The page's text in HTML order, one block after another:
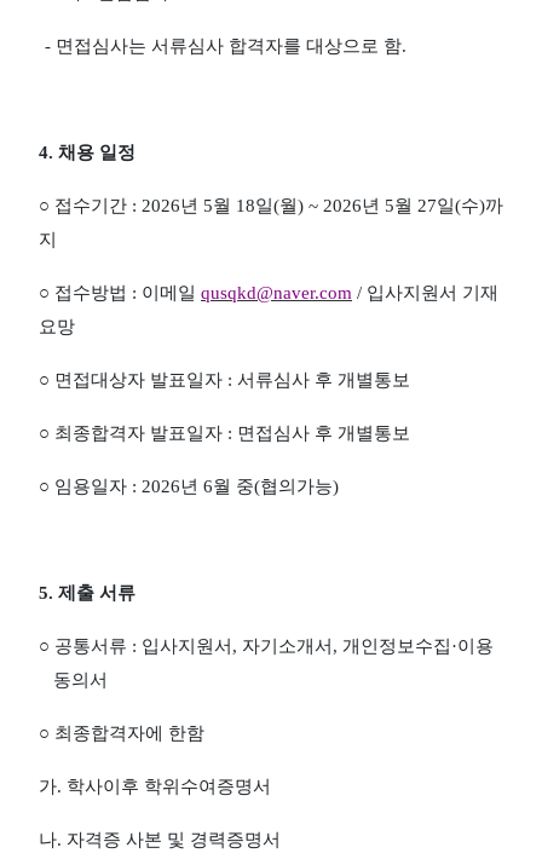
- 면접심사는 서류심사 합격자를 대상으로 함.
4. 채용 일정
○ 접수기간 : 2026년 5월 18일(월) ~ 2026년 5월 27일(수)까
지
○ 접수방법 : 이메일 qusqkd@naver.com / 입사지원서 기재
요망
○ 면접대상자 발표일자 : 서류심사 후 개별통보
○ 최종합격자 발표일자 : 면접심사 후 개별통보
○ 임용일자 : 2026년 6월 중(협의가능)
5. 제출 서류
○ 공통서류 : 입사지원서 , 자기소개서 , 개인정보수집·이용
동의서
○ 최종합격자에 한함
가. 학사이후 학위수여증명서
나. 자격증 사본 및 경력증명서